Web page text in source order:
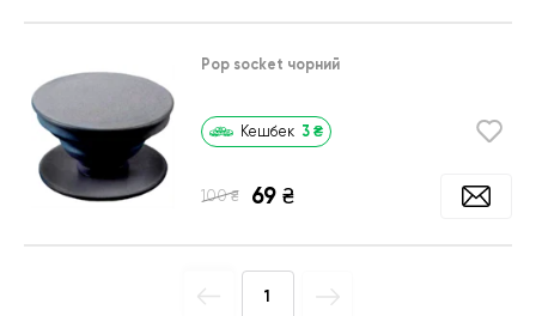
Pop socket чорний
Кешбек 3 ₴
100 ₴ 69 ₴
1